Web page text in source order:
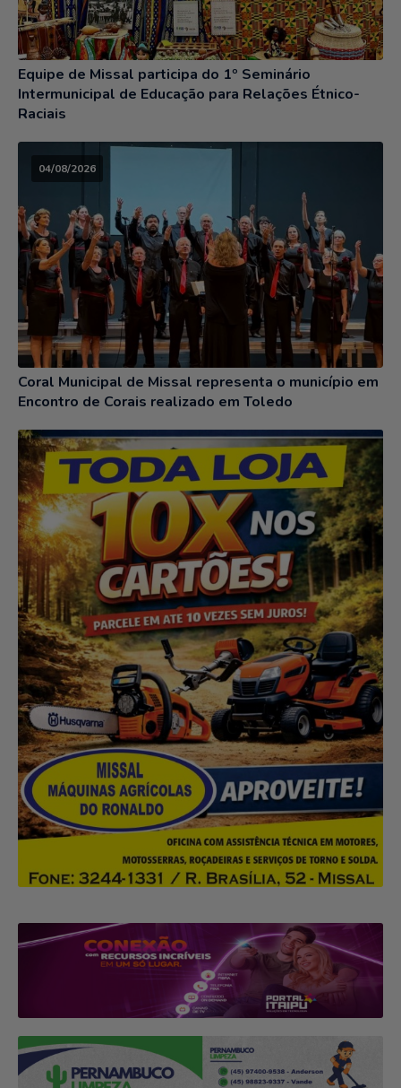
Equipe de Missal participa do 1º Seminário
Intermunicipal de Educação para Relações Étnico-
Raciais
04/08/2026
Coral Municipal de Missal representa o município em
Encontro de Corais realizado em Toledo